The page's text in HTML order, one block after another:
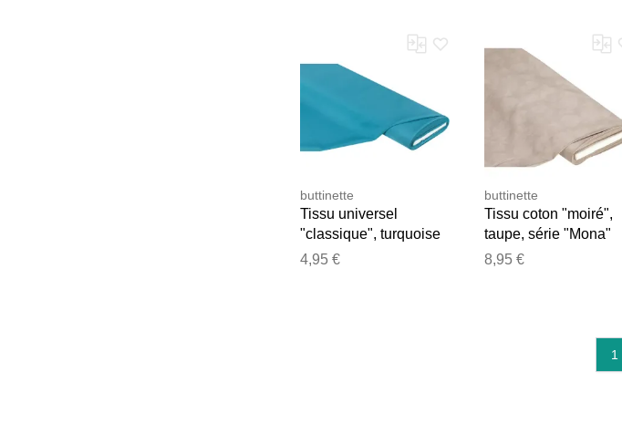
buttinette
Tissu universel
"classique", turquoise
4,95 €
buttinette
Tissu coton "moiré",
taupe, série "Mona"
8,95 €
1